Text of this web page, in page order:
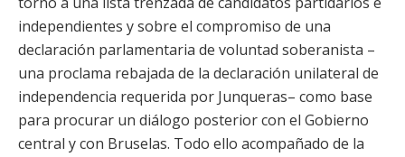
independientes y sobre el compromiso de una
declaración parlamentaria de voluntad soberanista –
una proclama rebajada de la declaración unilateral de
independencia requerida por Junqueras– como base
para procurar un diálogo posterior con el Gobierno
central y con Bruselas. Todo ello acompañado de la